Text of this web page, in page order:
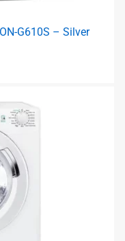
G610S – Silver